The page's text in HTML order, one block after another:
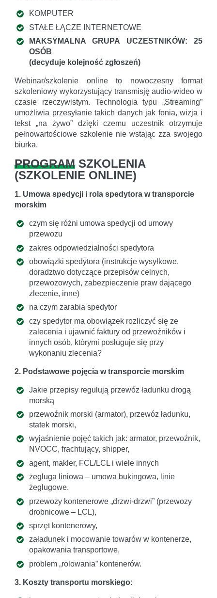
KOMPUTER
STAŁE ŁĄCZE INTERNETOWE
MAKSYMALNA GRUPA UCZESTNIKÓW: 25
OSÓB
(decyduje kolejność zgłoszeń)
Webinar/szkolenie online to nowoczesny format
szkoleniowy wykorzystujący transmisję audio-wideo w
czasie rzeczywistym. Technologia typu „Streaming”
umożliwia przesyłanie takich danych jak fonia, wizja i
tekst „na żywo” dzięki czemu uczestnik otrzymuje
pełnowartościowe szkolenie nie wstając zza swojego
biurka.
PROGRAM SZKOLENIA
(SZKOLENIE ONLINE)
1. Umowa spedycji i rola spedytora w transporcie
morskim
czym się różni umowa spedycji od umowy
przewozu
zakres odpowiedzialności spedytora
obowiązki spedytora (instrukcje wysyłkowe,
doradztwo dotyczące przepisów celnych,
przewozowych, zabezpieczenie praw dającego
zlecenie, inne)
na czym zarabia spedytor
czy spedytor ma obowiązek rozliczyć się ze
zalecenia i ujawnić faktury od przewoźników i
innych osób, którymi posługuje się przy
wykonaniu zlecenia?
2. Podstawowe pojęcia w transporcie morskim
Jakie przepisy regulują przewóz ładunku drogą
morską
przewoźnik morski (armator), przewóz ładunku,
statek morski,
wyjaśnienie pojęć takich jak: armator, przewoźnik,
NVOCC, frachtujący, shipper,
agent, makler, FCL/LCL i wiele innych
żegluga liniowa – umowa bukingowa, linie
żeglugowe.
przewozy kontenerowe „drzwi-drzwi” (przewozy
drobnicowe – LCL),
sprzęt kontenerowy,
załadunek i mocowanie towarów w kontenerze,
opakowania transportowe,
problem „rolowania” kontenerów.
3. Koszty transportu morskiego: